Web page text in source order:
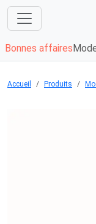
Bonnes affaires
Accueil Produits